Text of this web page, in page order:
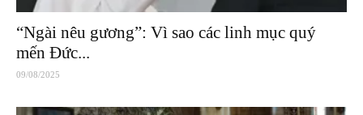
“Ngài nêu gương”: Vì sao các linh mục quý
mến Đức...
09/08/2025